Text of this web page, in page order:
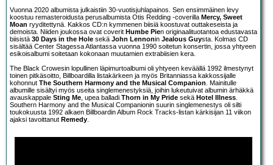
Vuonna 2020 albumista julkaistiin 30-vuotisjuhlapainos. Sen ensimmäinen levy
koostuu remasteroidusta perusalbumista Otis Redding -coverilla Mercy, Sweet
Moan ryyditettynä. Kakkos CD:n kymmenen biisiä koostuvat outtakeseista ja
demoista. Niiden joukossa ovat coverit Humbe Pien originaalituotantoa edustavasta
biisistä 30 Days in the Hole sekä John Lennonin Jealous Guysta. Kolmas CD
sisältää Center Stagessa Atlantassa vuonna 1990 soitetun konsertin, jossa yhtyeen
esikoisalbumi soitetaan kokonaan muutamien extrabiisien kera.
The Black Crowesin lopullinen läpimurtoalbumi oli yhtyeen keväällä 1992 ilmestynyt
toinen pitkäsoitto, Billboardilla listakärkeen ja myös Britanniassa kakkossijalle
kohonnut The Southern Harmony and the Musical Companion. Mainitulle
albumille sisältyi myös useita singlemenestyksiä, joihin lukeutuivat albumin ärhäkkä
avauskappale Sting Me, upea balladi Thorn in My Pride sekä Hotel Illness.
Southern Harmony and the Musical Companionin suurin singlemenestys oli silti
toukokuusta 1992 alkaen Billboardin Album Rock Tracks-listan kärkisijan 11 viikon
ajaksi tavoittanut Remedy.